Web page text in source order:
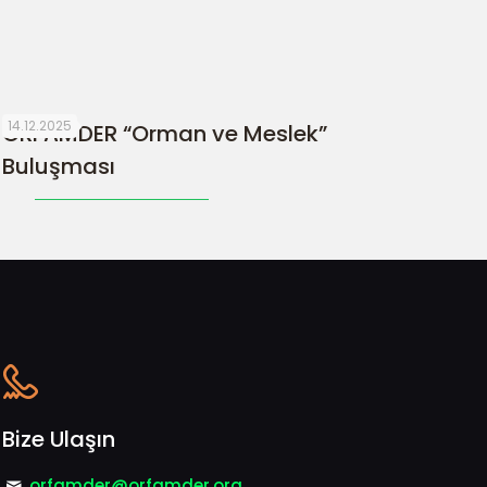
14.12.2025
ORFAMDER “Orman ve Meslek”
Buluşması
Bize Ulaşın